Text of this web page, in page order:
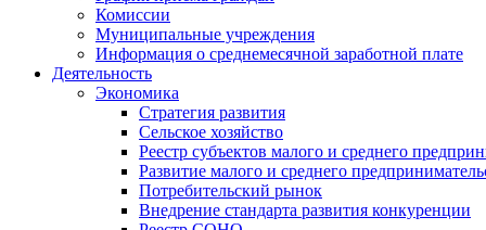
Комиссии
Муниципальные учреждения
Информация о среднемесячной заработной плате
Деятельность
Экономика
Стратегия развития
Сельское хозяйство
Реестр субъектов малого и среднего
Развитие малого и среднего
Потребительский рынок
Внедрение стандарта развития конкуренции